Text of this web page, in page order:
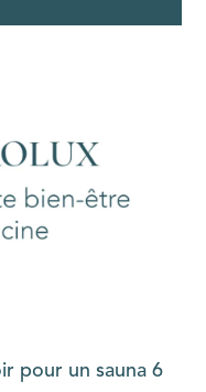
pour un sauna 6